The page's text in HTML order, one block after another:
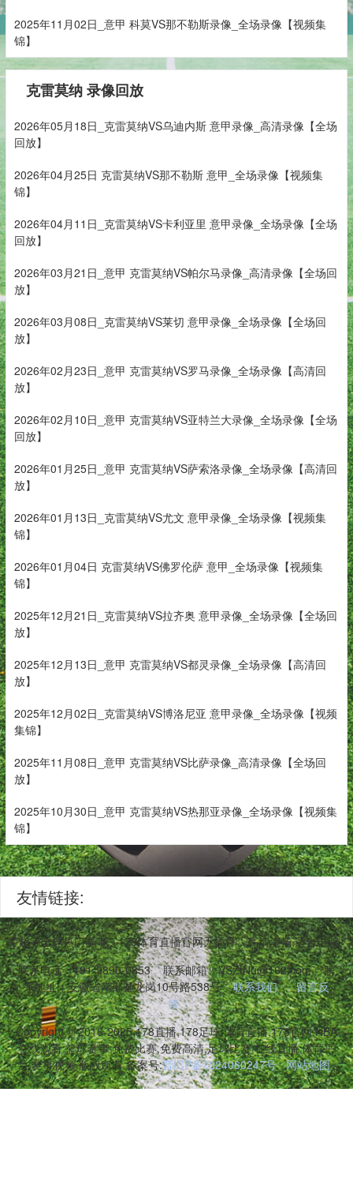
2025年11月02日_意甲 科莫VS那不勒斯录像_全场录像【视频集
锦】
克雷莫纳 录像回放
2026年05月18日_克雷莫纳VS乌迪内斯 意甲录像_高清录像【全场
回放】
2026年04月25日 克雷莫纳VS那不勒斯 意甲_全场录像【视频集
锦】
2026年04月11日_克雷莫纳VS卡利亚里 意甲录像_全场录像【全场
回放】
2026年03月21日_意甲 克雷莫纳VS帕尔马录像_高清录像【全场回
放】
2026年03月08日_克雷莫纳VS莱切 意甲录像_全场录像【全场回
放】
2026年02月23日_意甲 克雷莫纳VS罗马录像_全场录像【高清回
放】
2026年02月10日_意甲 克雷莫纳VS亚特兰大录像_全场录像【全场
回放】
2026年01月25日_意甲 克雷莫纳VS萨索洛录像_全场录像【高清回
放】
2026年01月13日_克雷莫纳VS尤文 意甲录像_全场录像【视频集
锦】
2026年01月04日 克雷莫纳VS佛罗伦萨 意甲_全场录像【视频集
锦】
2025年12月21日_克雷莫纳VS拉齐奥 意甲录像_全场录像【全场回
放】
2025年12月13日_意甲 克雷莫纳VS都灵录像_全场录像【高清回
放】
2025年12月02日_克雷莫纳VS博洛尼亚 意甲录像_全场录像【视频
集锦】
2025年11月08日_意甲 克雷莫纳VS比萨录像_高清录像【全场回
放】
2025年10月30日_意甲 克雷莫纳VS热那亚录像_全场录像【视频集
锦】
友情链接:
超等全球热门赛事。178体育直播官网无插件、高清流畅,适合电脑
联系电话：191-9890-0853
联系邮箱：VSZtNu@162.com
联
系地址：安徽省南部县龙岗10号路538号
联系我们
留言反
馈
Copyright © 2016-2025 178直播,178足球,体育直播,178官网,NBA
在线观看,篮球赛事,免费比赛,免费高清,足球比赛,在线直播,体育平
台,赛事视频 版权所有 备案号:晋ICP备2024060247号 网站地图